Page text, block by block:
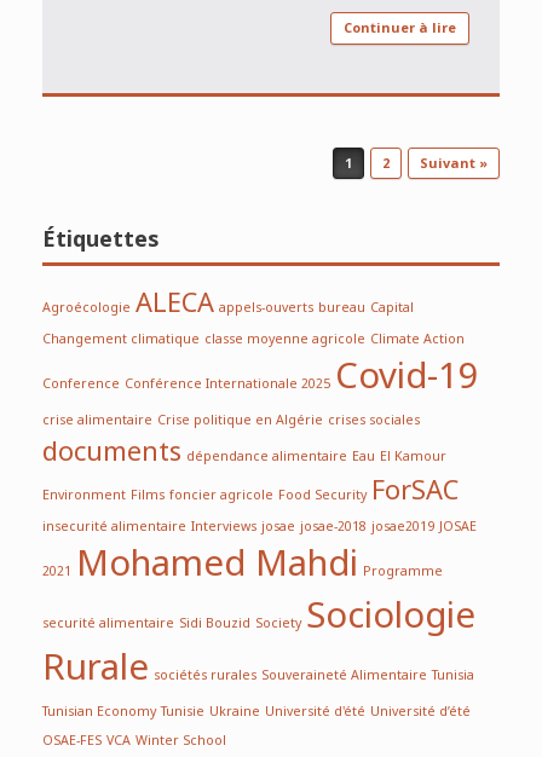
Continuer à lire
1 2 Suivant »
Étiquettes
Agroécologie ALECAappels-ouverts bureau Capital
Changement climatique classe moyenne agricole Climate Action
Conference Conférence Internationale 2025 Covid-19
crise alimentaire Crise politique en Algérie crises sociales
documents dépendance alimentaire Eau El Kamour
Environment Filmsfoncier agricole Food Security ForSAC
insecurité alimentaire Interviewsjosae josae-2018 josae2019JOSAE
2021 Mohamed Mahdi Programme
securité alimentaire Sidi Bouzid Society Sociologie
Rurale sociétés rurales Souveraineté Alimentaire Tunisia
Tunisian EconomyTunisie Ukraine Université d'été Université d’été
OSAE-FESVCAWinter School